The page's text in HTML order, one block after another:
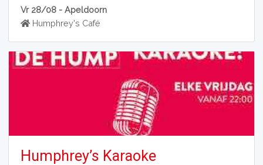
Vr 28/08 -Apeldoorn
Humphrey's Café
Humphrey’s Karaoke